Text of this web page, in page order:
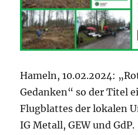
Hameln, 10.02.2024:
Gedanken“ so der Titel
Flugblattes der lokalen
IG Metall, GEW und